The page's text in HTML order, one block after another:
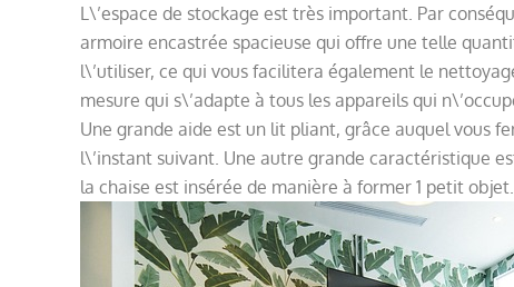
L\’espace de stockage est très important. Par
armoire encastrée spacieuse qui offre une telle
l\’utiliser, ce qui vous facilitera également le
mesure qui s\’adapte à tous les appareils qui
Une grande aide est un lit pliant, grâce auquel vous
l\’instant suivant. Une autre grande caractéristique
la chaise est insérée de manière à former 1 petit